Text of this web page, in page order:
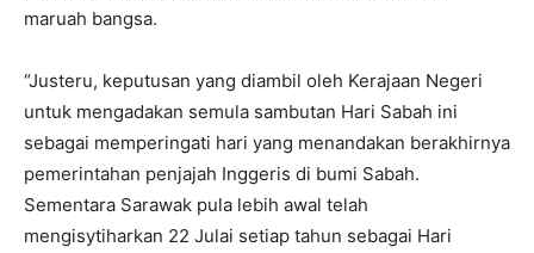
maruah bangsa.
“Justeru, keputusan yang diambil oleh Kerajaan Negeri
untuk mengadakan semula sambutan Hari Sabah ini
sebagai memperingati hari yang menandakan berakhirnya
pemerintahan penjajah Inggeris di bumi Sabah.
Sementara Sarawak pula lebih awal telah
mengisytiharkan 22 Julai setiap tahun sebagai Hari